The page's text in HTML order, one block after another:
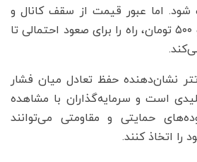
شود. اما عبور قیمت از سقف کانال و
تثبیت بالای ۱۷۳ هزار و ۵۰۰ تومان، راه را برای صعود احتمالی تا
نشان‌دهنده حفظ تعادل میان فشار
است و سرمایه‌گذاران با مشاهده
حمایتی و مقاومتی می‌توانند
اتخاذ کنند.